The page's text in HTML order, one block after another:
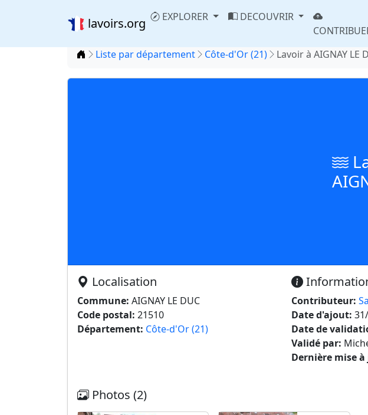
lavoirs.org EXPLORER
DECOUVRIR
Accueil
Liste par département Côte-d'Or (21) Lavoir à AIGNAY LE
Localisation
Commune: AIGNAY LE DUC
Code postal: 21510
Département: Côte-d'Or (21)
Contributeur:
Date d'ajout:
Date de
Validé par:
Dernière mise
Photos (2)